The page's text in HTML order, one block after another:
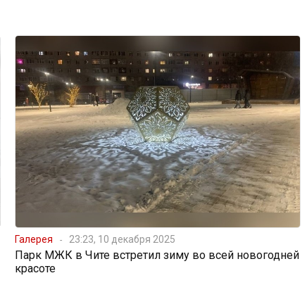
Галерея 23:23, 10 декабря 2025
Парк МЖК в Чите встретил зиму во всей новогодней
красоте